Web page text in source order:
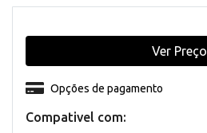
Compativel com:
Opções de pagamento
Ver Preço